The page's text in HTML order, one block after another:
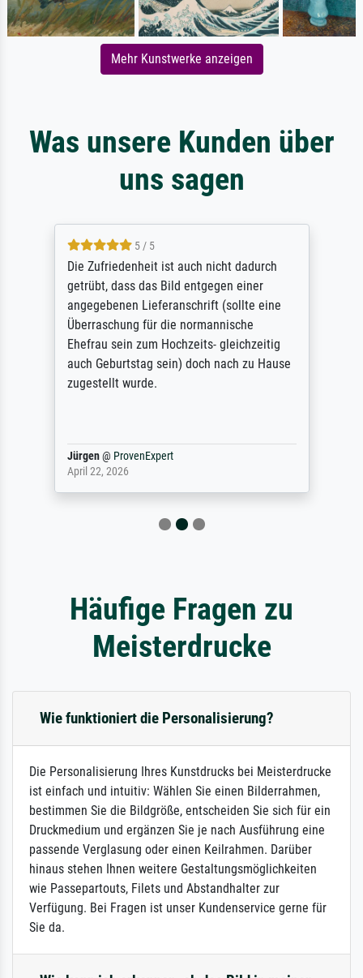
Mehr Kunstwerke anzeigen
Was unsere Kunden über
uns sagen
5 / 5
Die Zufriedenheit ist auch nicht dadurch
getrübt, dass das Bild entgegen einer
angegebenen Lieferanschrift (sollte eine
Überraschung für die normannische
Ehefrau sein zum Hochzeits- gleichzeitig
auch Geburtstag sein) doch nach zu Hause
zugestellt wurde.
Jürgen@ ProvenExpert
April 22, 2026
Häufige Fragen zu
Meisterdrucke
Wie funktioniert die Personalisierung?
Die Personalisierung Ihres Kunstdrucks bei Meisterdrucke
ist einfach und intuitiv: Wählen Sie einen Bilderrahmen,
bestimmen Sie die Bildgröße, entscheiden Sie sich für ein
Druckmedium und ergänzen Sie je nach Ausführung eine
passende Verglasung oder einen Keilrahmen. Darüber
hinaus stehen Ihnen weitere Gestaltungsmöglichkeiten
wie Passepartouts, Filets und Abstandhalter zur
Verfügung. Bei Fragen ist unser Kundenservice gerne für
Sie da.